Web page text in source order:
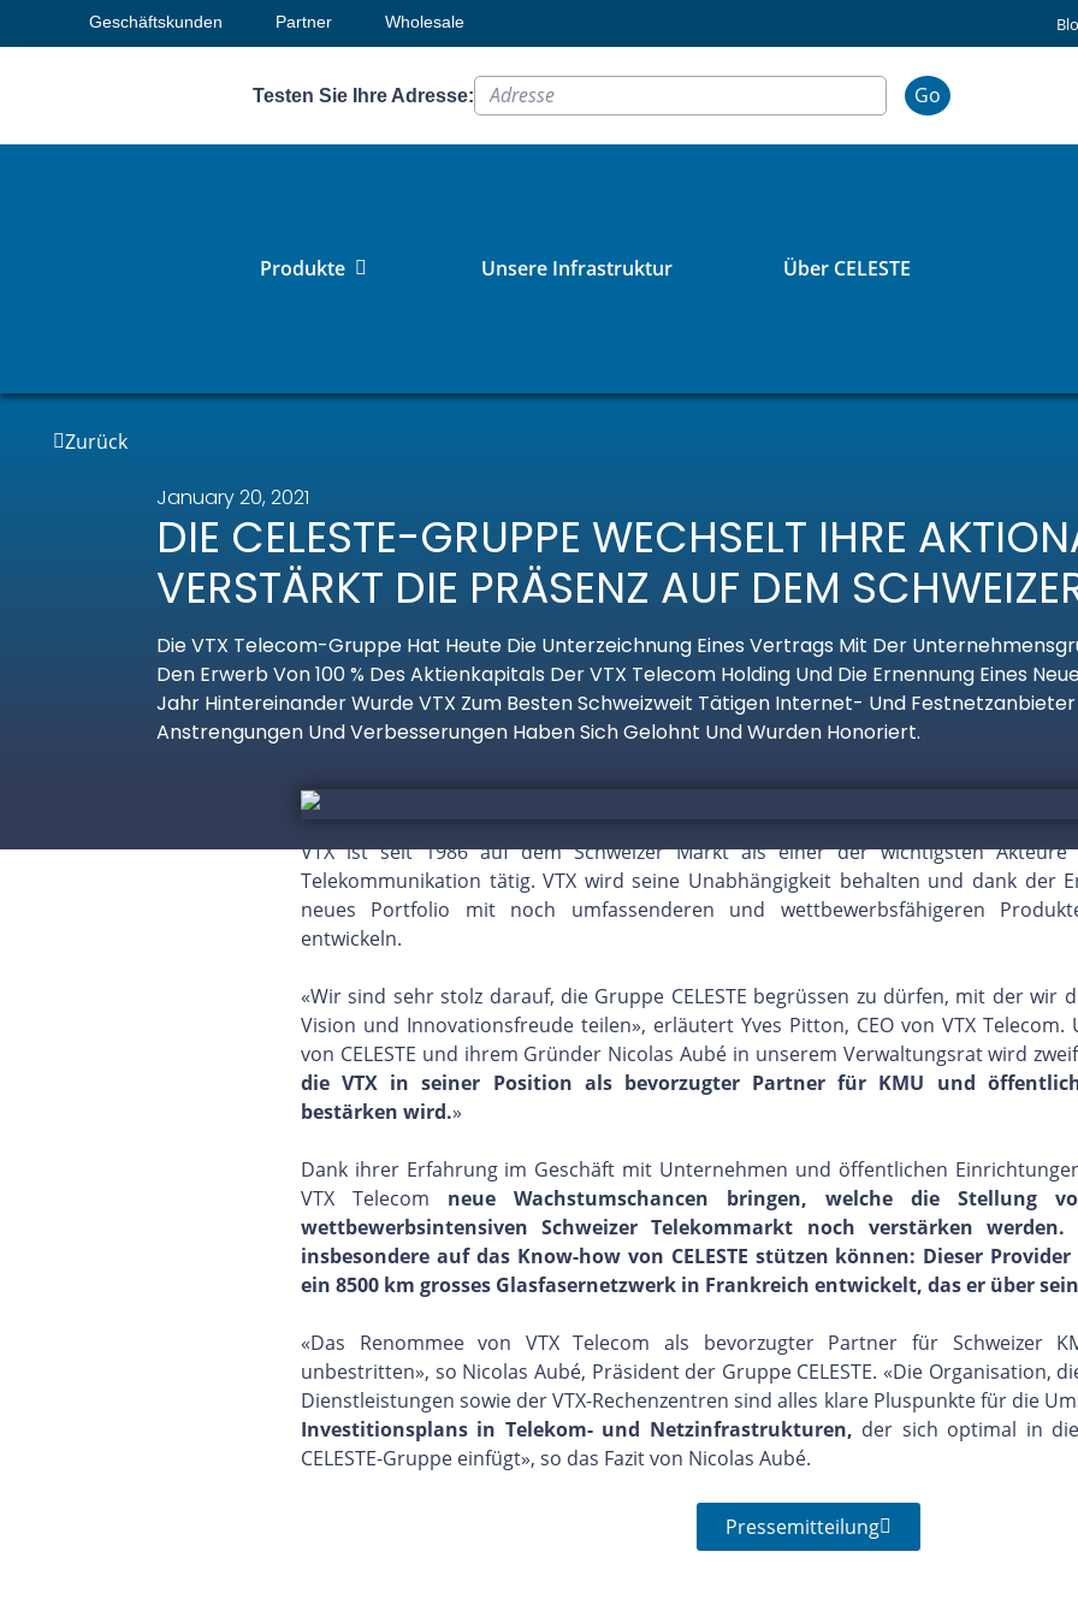
Geschäftskunden Partner Wholesale
Testen Sie Ihre Adresse: Go
Produkte Unsere Infrastruktur Über CELESTE
Zurück
January 20, 2021
DIE CELESTE-GRUPPE WECHSELT IHRE
VERSTÄRKT DIE PRÄSENZ AUF DEM
Die VTX Telecom-Gruppe Hat Heute Die Unterzeichnung Eines Vertrags Mit Der
Den Erwerb Von 100 % Des Aktienkapitals Der VTX Telecom Holding Und Die Ernennung Eines
Jahr Hintereinander Wurde VTX Zum Besten Schweizweit Tätigen Internet- Und
Anstrengungen Und Verbesserungen Haben Sich Gelohnt Und Wurden Honoriert.
VTX ist seit 1986 auf dem Schweizer Markt als einer der wichtigsten
Telekommunikation tätig. VTX wird seine Unabhängigkeit behalten und dank der
neues Portfolio mit noch umfassenderen und wettbewerbsfähigeren
entwickeln.
«Wir sind sehr stolz darauf, die Gruppe CELESTE begrüssen zu dürfen, mit der wir
Vision und Innovationsfreude teilen», erläutert Yves Pitton, CEO von VTX Telecom.
von CELESTE und ihrem Gründer Nicolas Aubé in unserem Verwaltungsrat wird
die VTX in seiner Position als bevorzugter Partner für KMU und
bestärken wird.»
Dank ihrer Erfahrung im Geschäft mit Unternehmen und öffentlichen Einrichtungen
VTX Telecom neue Wachstumschancen bringen, welche die Stellung
wettbewerbsintensiven Schweizer Telekommarkt noch verstärken
insbesondere auf das Know-how von CELESTE stützen können: Dieser
ein 8500 km grosses Glasfasernetzwerk in Frankreich entwickelt, das er über
«Das Renommee von VTX Telecom als bevorzugter Partner für Schweizer
unbestritten», so Nicolas Aubé, Präsident der Gruppe CELESTE. «Die Organisation,
Dienstleistungen sowie der VTX-Rechenzentren sind alles klare Pluspunkte für die
Investitionsplans in Telekom- und Netzinfrastrukturen, der sich optimal in
CELESTE-Gruppe einfügt», so das Fazit von Nicolas Aubé.
Pressemitteilung